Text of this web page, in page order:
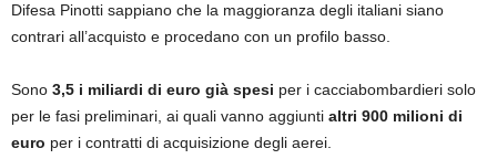
Difesa Pinotti sappiano che la maggioranza degli italiani siano
contrari all’acquisto e procedano con un profilo basso.
Sono 3,5 i miliardi di euro già spesi per i cacciabombardieri solo
per le fasi preliminari, ai quali vanno aggiunti altri 900 milioni di
euro per i contratti di acquisizione degli aerei.